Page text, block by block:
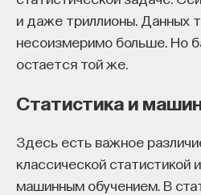
и даже триллионы. Данных
несоизмеримо больше. Но
остается той же.
Статистика и
Здесь есть важное
классической статистикой
машинным обучением. В